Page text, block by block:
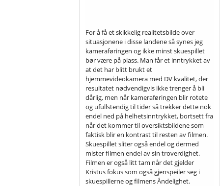
For å få et skikkelig realitetsbilde over
situasjonene i disse landene så synes jeg
kameraføringen og ikke minst skuespillet
bør være på plass. Man får et inntrykket av
at det har blitt brukt et
hjemmevideokamera med DV kvalitet, der
resultatet nødvendigvis ikke trenger å bli
dårlig, men når kameraføringen blir rotete
og ufullstendig til tider så trekker dette nok
endel ned på helhetsinntrykket, bortsett fra
når det kommer til oversiktsbildene som
faktisk blir en kontrast til resten av filmen.
Skuespillet sliter også endel og dermed
mister filmen endel av sin troverdighet.
Filmen er også litt tam når det gjelder
Kristus fokus som også gjenspeiler seg i
skuespillerne og filmens Åndelighet.